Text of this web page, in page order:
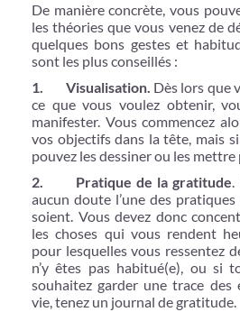
De manière concrète, vous
les théories que vous venez de
quelques bons gestes et
sont les plus conseillés :
1. Visualisation. Dès lors que
ce que vous voulez obtenir,
manifester. Vous commencez
vos objectifs dans la tête, mais
pouvez les dessiner ou les mettre
2. Pratique de la gratitude.
aucun doute l’une des
soient. Vous devez donc
les choses qui vous rendent
pour lesquelles vous ressentez
n’y êtes pas habitué(e), ou si
souhaitez garder une trace des
vie, tenez un journal de gratitude.